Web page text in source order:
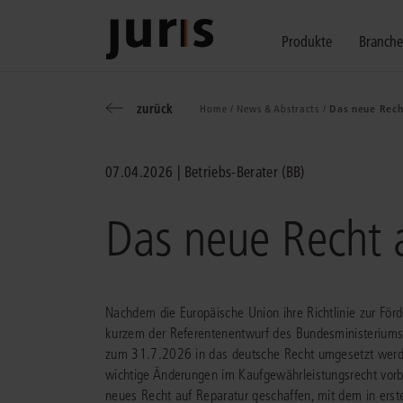
Produkte
Schalten Sie mit unseren flexibel
juris Recht
zu den Produkten
juris Business
zu den Produkten
juris Akademie
zu den Produkten
Erfahren Sie, welche Vorteile die
Fragen zum juris Portal oder zu
zurück Home / News & Abstracts / Das neue
07.04.2026 Betriebs-Berater (BB)
Das neue
Nachdem die Europäische Union ihre Richtlinie zur
kurzem der Referentenentwurf des
zum 31.7.2026 in das deutsche Recht umgesetzt
wichtige Änderungen im Kaufgewährleistungsrecht
neues Recht auf Reparatur geschaffen, mit dem in